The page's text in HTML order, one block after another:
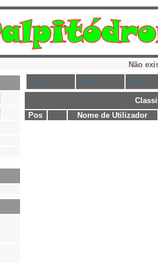
Não
1-30 31-60 61-90
Pos
Nome de Utilizador